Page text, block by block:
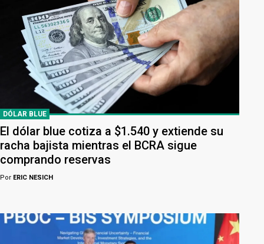
DÓLAR BLUE
El dólar blue cotiza a $1.540 y extiende su
racha bajista mientras el BCRA sigue
comprando reservas
Por ERIC NESICH